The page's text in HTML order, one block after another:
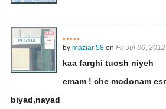
.....
by maziar 58 on Fri Jul 06,
kaa farghi tuosh niyeh
emam ! che modonam
biyad,nayad